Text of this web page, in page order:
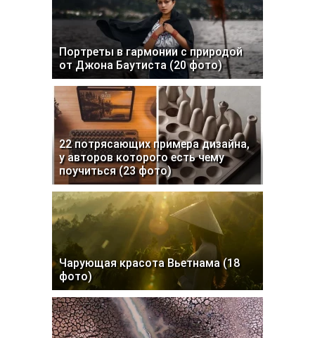
Портреты в гармонии с природой
от Джона Баутиста (20 фото)
22 потрясающих примера дизайна,
у авторов которого есть чему
поучиться (23 фото)
Чарующая красота Вьетнама (18
фото)